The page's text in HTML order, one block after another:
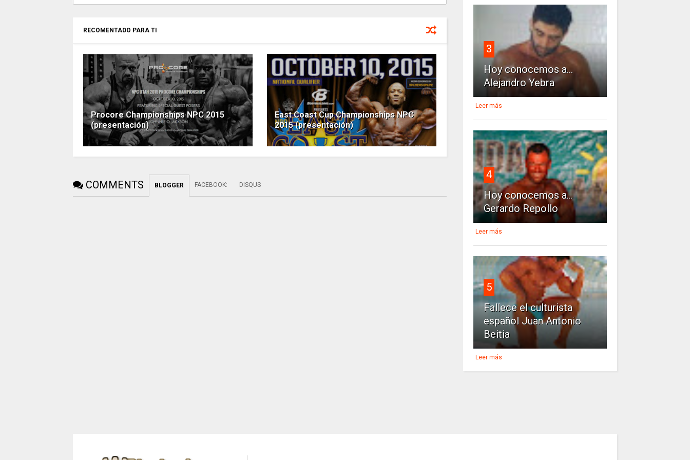
RECOMENTADO PARA TI
Procore Championships NPC 2015
(presentación)
East Coast Cup Championships NPC
2015 (presentación)
COMMENTS BLOGGER FACEBOOK: DISQUS
3
Hoy conocemos a...
Alejandro Yebra
Leer más
4
Hoy conocemos a...
Gerardo Repollo
Leer más
5
Fallece el culturista
español Juan Antonio
Beitia
Leer más